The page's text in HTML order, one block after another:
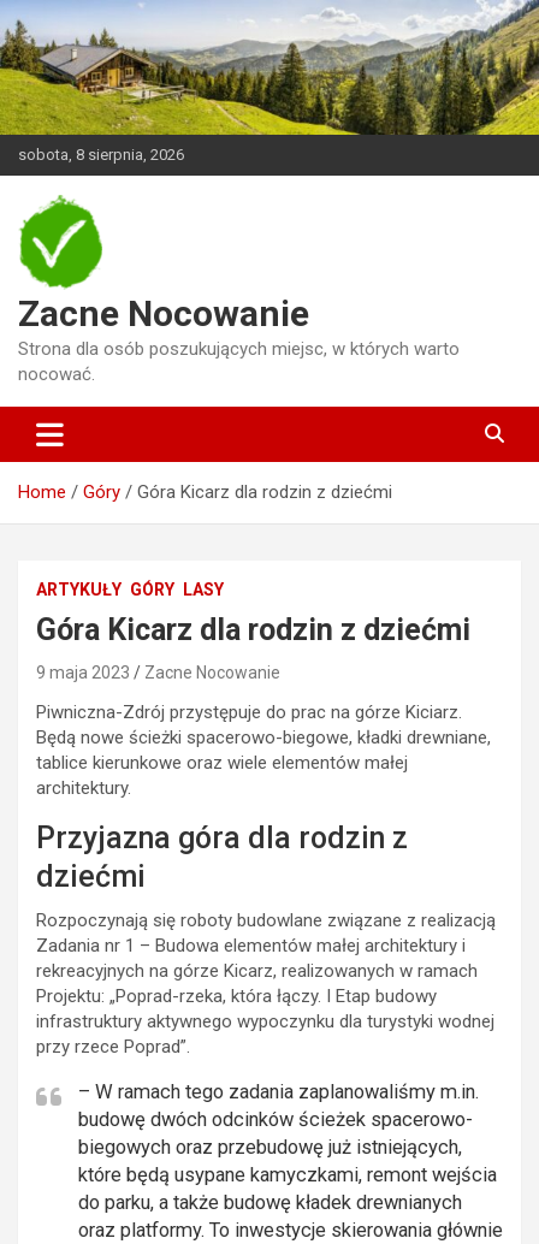
Skip
to
content
sobota, 8 sierpnia, 2026
Zacne Nocowanie
Strona dla osób poszukujących miejsc, w których warto
nocować.
Home Góry Góra Kicarz dla rodzin z dziećmi
ARTYKUŁY GÓRY LASY
Góra Kicarz dla rodzin z dziećmi
9 maja 2023 Zacne Nocowanie
Piwniczna-Zdrój przystępuje do prac na górze Kiciarz.
Będą nowe ścieżki spacerowo-biegowe, kładki drewniane,
tablice kierunkowe oraz wiele elementów małej
architektury.
Przyjazna góra dla rodzin z
dziećmi
Rozpoczynają się roboty budowlane związane z realizacją
Zadania nr 1 – Budowa elementów małej architektury i
rekreacyjnych na górze Kicarz, realizowanych w ramach
Projektu: „Poprad-rzeka, która łączy. I Etap budowy
infrastruktury aktywnego wypoczynku dla turystyki wodnej
przy rzece Poprad”.
– W ramach tego zadania zaplanowaliśmy m.in.
budowę dwóch odcinków ścieżek spacerowo-
biegowych oraz przebudowę już istniejących,
które będą usypane kamyczkami, remont wejścia
do parku, a także budowę kładek drewnianych
oraz platformy. To inwestycje skierowania głównie